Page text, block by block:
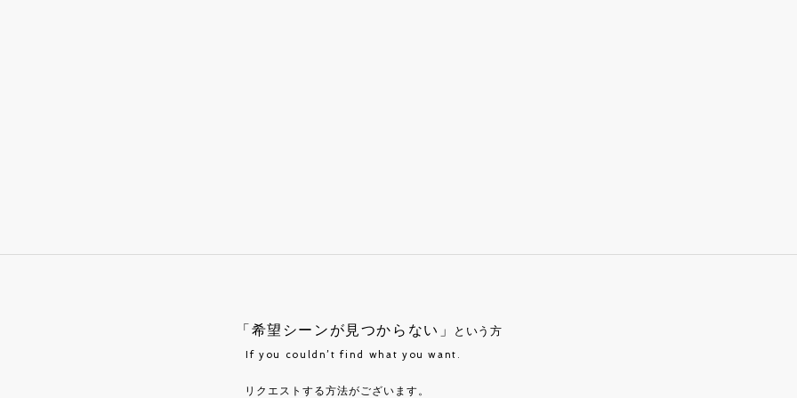
「希望シーンが見つからない」 という方
If you couldn’t find what you want.
リクエストする方法がございます。